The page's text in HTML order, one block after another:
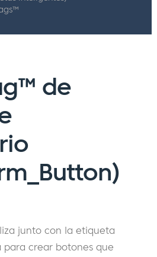
de
junto con la etiqueta
para crear botones que